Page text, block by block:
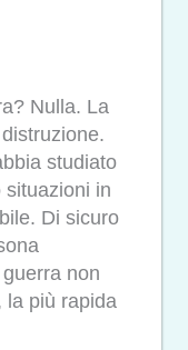
Nulla. La
studiato
situazioni in
Di sicuro
non
la più rapida